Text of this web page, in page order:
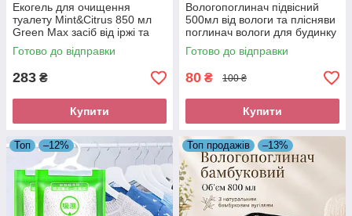
Екогель для очищення
туалету Mint&Citrus 850 мл
Green Max засіб від іржі та
вапняного нальоту
Готово до відправки
283 ₴
Купити
Вологопоглинач підвісний
500мл від вологи та плісняви
поглинач вологи для будинку
авто
Готово до відправки
80 ₴ 100 ₴
Купити
Топ –12% Топ продажів –13%